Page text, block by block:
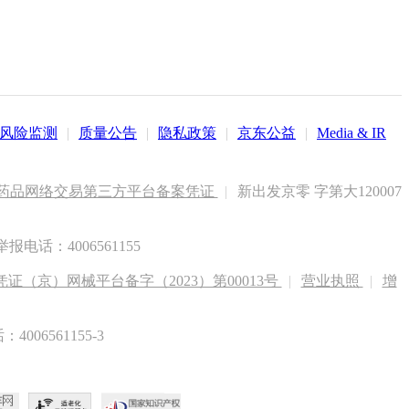
风险监测 | 质量公告 | 隐私政策 | 京东公益 | Media & IR
品网络交易第三方平台备案凭证 |
新出发京零 字第大120007
报电话：4006561155
证（京）网械平台备字（2023）第00013号 | 营业执照 |
增
4006561155-3